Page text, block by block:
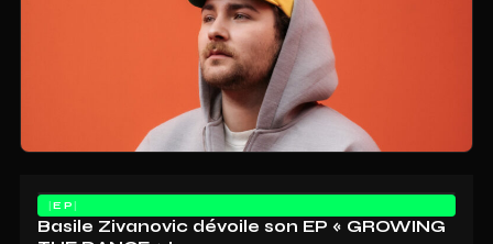
EP
Basile Zivanovic dévoile son EP « GROWING